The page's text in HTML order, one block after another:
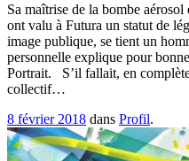
Sa maîtrise de la bombe aérosol
ont valu à Futura un statut de
image publique, se tient un
personnelle explique pour
Portrait. S’il fallait, en
collectif…
8 février 2018 dans Profil.